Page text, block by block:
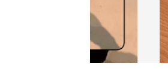
よくある質問
プライバシーポリ